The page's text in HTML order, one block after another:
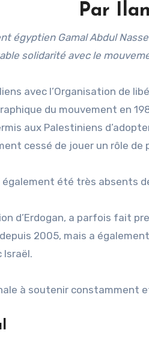
Par
égyptien Gamal Abdul
solidarité avec le
avec l’Organisation de
du mouvement en
aux Palestiniens
cessé de jouer un rôle de
également été très absents
d’Erdogan, a parfois fait
2005, mais a
Israël.
à soutenir constamment